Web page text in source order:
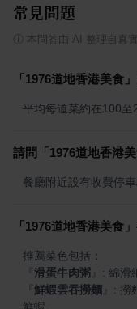
常見問題
本問答由 AI 整理自真
「1976道地香港美食
平均每道菜約在100至
請問「1976道地香港
餐廳附近設有收費停車
「1976道地香港美食
滑蛋牛肉粥
鮮蝦雲吞撈麵
: 撈